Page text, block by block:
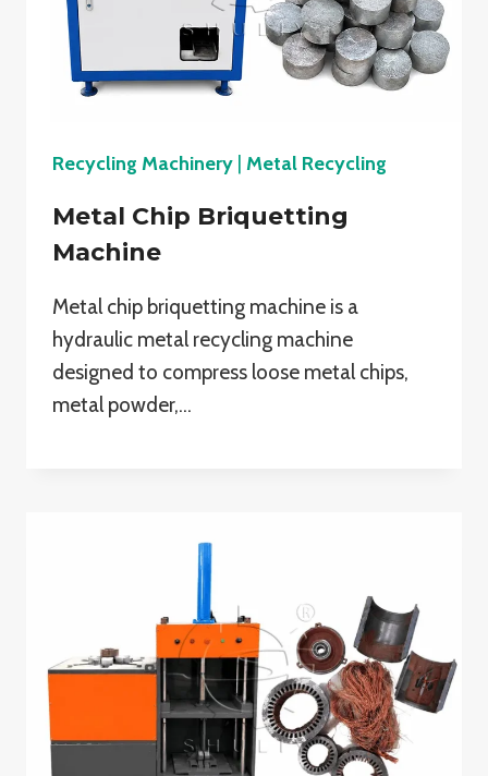
Recycling Machinery Metal Recycling
Metal Chip Briquetting
Machine
Metal chip briquetting machine is a
hydraulic metal recycling machine
designed to compress loose metal chips,
metal powder,…